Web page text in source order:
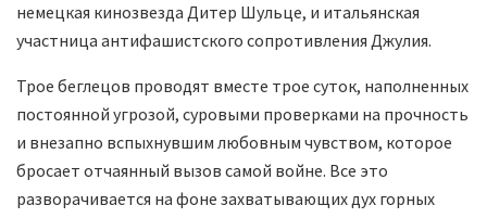
немецкая кинозвезда Дитер Шульце, и итальянская
участница антифашистского сопротивления Джулия.
Трое беглецов проводят вместе трое суток, наполненных
постоянной угрозой, суровыми проверками на прочность
и внезапно вспыхнувшим любовным чувством, которое
бросает отчаянный вызов самой войне. Все это
разворачивается на фоне захватывающих дух горных